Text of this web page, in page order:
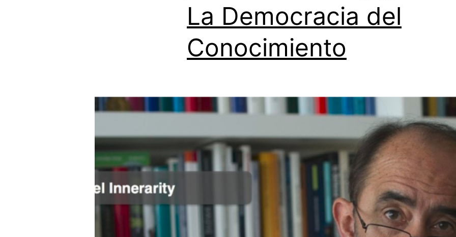
La Democracia del
Conocimiento